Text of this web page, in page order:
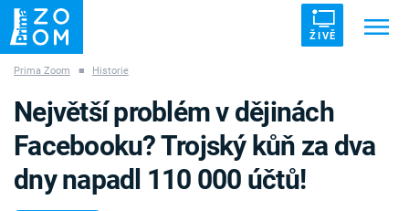
ŽIVĚ
ZÁHADY VETŘELCI DÁVNOVĚKU
Prima Zoom ■ Historie
Největší problém v dějinách
Facebooku? Trojský kůň za dva
dny napadl 110 000 účtů!